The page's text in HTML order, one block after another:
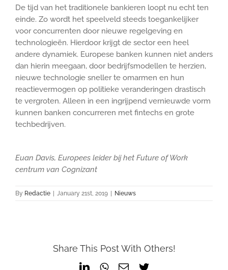
De tijd van het traditionele bankieren loopt nu echt ten
einde. Zo wordt het speelveld steeds toegankelijker
voor concurrenten door nieuwe regelgeving en
technologieën. Hierdoor krijgt de sector een heel
andere dynamiek. Europese banken kunnen niet anders
dan hierin meegaan, door bedrijfsmodellen te herzien,
nieuwe technologie sneller te omarmen en hun
reactievermogen op politieke veranderingen drastisch
te vergroten. Alleen in een ingrijpend vernieuwde vorm
kunnen banken concurreren met fintechs en grote
techbedrijven.
Euan Davis, Europees leider bijhet Future of Work
centrum van Cognizant
By Redactie January 21st, 2019 Nieuws
Share This Post With Others!
LinkedInWhatsApp
EmailTwitter